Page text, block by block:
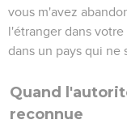
vous m'avez
l'étranger dans
dans un pays qui ne
Quand
reconnue